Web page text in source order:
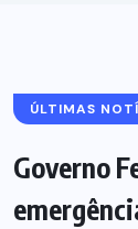
ÚLTIMAS
Governo